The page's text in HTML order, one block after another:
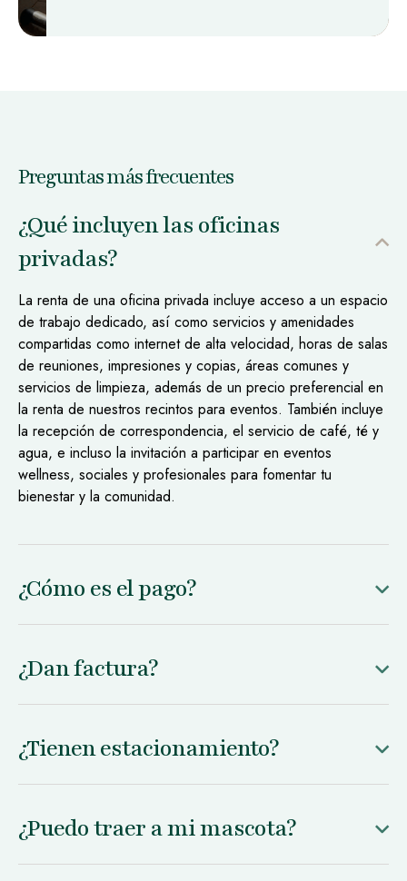
Preguntas más frecuentes
¿Qué incluyen las oficinas
privadas?
La renta de una oficina privada incluye acceso a un espacio
de trabajo dedicado, así como servicios y amenidades
compartidas como internet de alta velocidad, horas de salas
de reuniones, impresiones y copias, áreas comunes y
servicios de limpieza, además de un precio preferencial en
la renta de nuestros recintos para eventos. También incluye
la recepción de correspondencia, el servicio de café, té y
agua, e incluso la invitación a participar en eventos
wellness, sociales y profesionales para fomentar tu
bienestar y la comunidad.
¿Cómo es el pago?
¿Dan factura?
¿Tienen estacionamiento?
¿Puedo traer a mi mascota?